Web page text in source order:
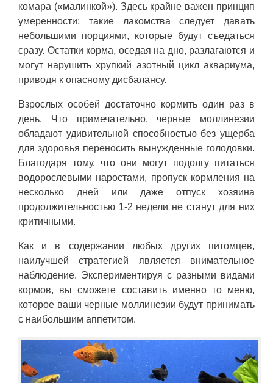
комара («малинкой»). Здесь крайне важен принцип
умеренности: такие лакомства следует давать
небольшими порциями, которые будут съедаться
сразу. Остатки корма, оседая на дно, разлагаются и
могут нарушить хрупкий азотный цикл аквариума,
приводя к опасному дисбалансу.
Взрослых особей достаточно кормить один раз в
день. Что примечательно, черные моллинезии
обладают удивительной способностью без ущерба
для здоровья переносить вынужденные голодовки.
Благодаря тому, что они могут подолгу питаться
водорослевыми наростами, пропуск кормления на
несколько дней или даже отпуск хозяина
продолжительностью 1-2 недели не станут для них
критичными.
Как и в содержании любых других питомцев,
наилучшей стратегией является внимательное
наблюдение. Экспериментируя с разными видами
кормов, вы сможете составить именно то меню,
которое ваши черные моллинезии будут принимать
с наибольшим аппетитом.